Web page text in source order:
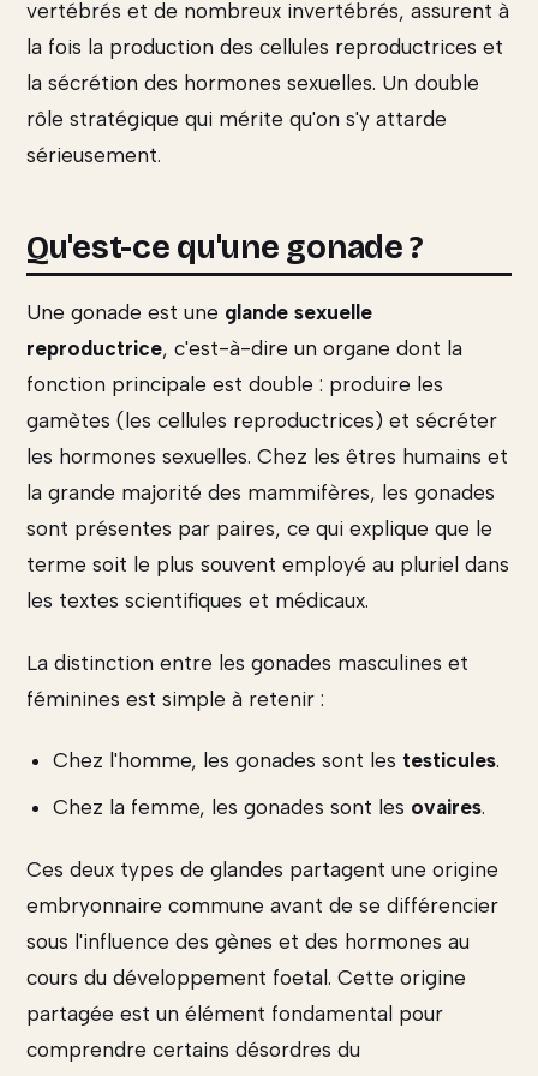
vertébrés et de nombreux invertébrés, assurent à
la fois la production des cellules reproductrices et
la sécrétion des hormones sexuelles. Un double
rôle stratégique qui mérite qu'on s'y attarde
sérieusement.
Qu'est-ce qu'une gonade ?
Une gonade est une glande sexuelle
reproductrice, c'est-à-dire un organe dont la
fonction principale est double : produire les
gamètes (les cellules reproductrices) et sécréter
les hormones sexuelles. Chez les êtres humains et
la grande majorité des mammifères, les gonades
sont présentes par paires, ce qui explique que le
terme soit le plus souvent employé au pluriel dans
les textes scientifiques et médicaux.
La distinction entre les gonades masculines et
féminines est simple à retenir :
Chez l'homme, les gonades sont les testicules.
Chez la femme, les gonades sont les ovaires.
Ces deux types de glandes partagent une origine
embryonnaire commune avant de se différencier
sous l'influence des gènes et des hormones au
cours du développement foetal. Cette origine
partagée est un élément fondamental pour
comprendre certains désordres du